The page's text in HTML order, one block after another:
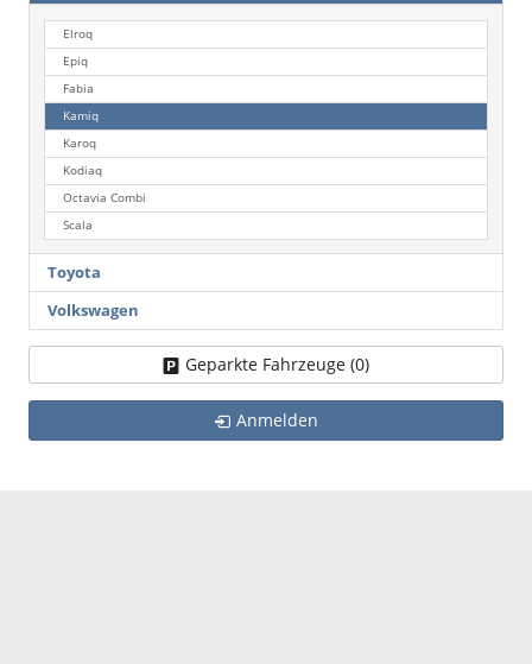
Elroq
Epiq
Fabia
Kamiq
Karoq
Kodiaq
Octavia Combi
Scala
Toyota
Volkswagen
Geparkte Fahrzeuge (0)
Anmelden